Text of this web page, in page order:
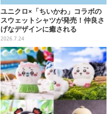
ユニクロ×「ちいかわ」コラボの
スウェットシャツが発売！仲良さ
げなデザインに癒される
2026.7.24